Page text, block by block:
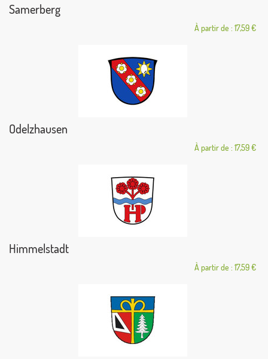
Samerberg
À partir de : 17,59 €
Odelzhausen
À partir de : 17,59 €
Himmelstadt
À partir de : 17,59 €